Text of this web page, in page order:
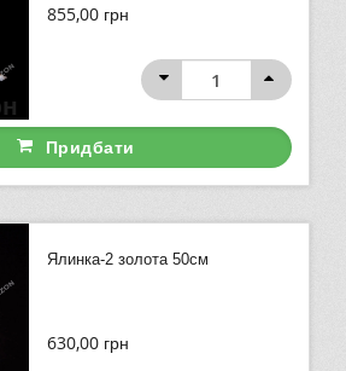
855,00 грн
Придбати
Ялинка-2 золота 50см
630,00 грн